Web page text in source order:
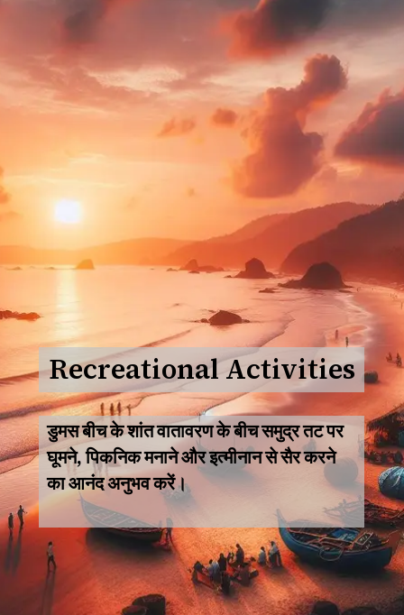
Recreational Activities
डुमस बीच के शांत वातावरण के बीच समुद्र तट पर
घूमने, पिकनिक मनाने और इत्मीनान से सैर करने
का आनंद अनुभव करें।